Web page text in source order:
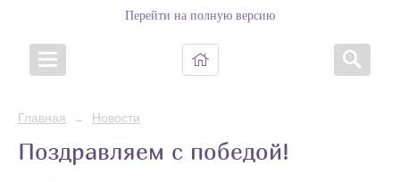
Перейти на полную версию
Главная → Новости
Поздравляем с победой!